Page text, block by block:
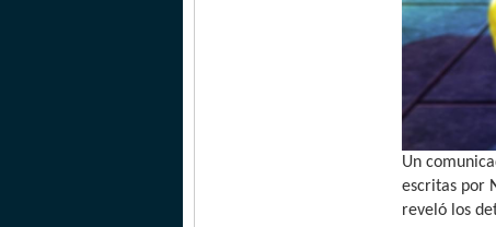
Un
escritas por
reveló los